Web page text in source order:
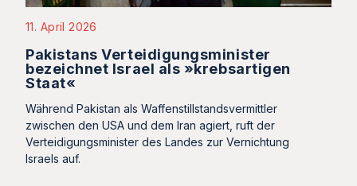
11. April 2026
Pakistans Verteidigungsminister
bezeichnet Israel als »krebsartigen
Staat«
Während Pakistan als Waffenstillstandsvermittler
zwischen den USA und dem Iran agiert, ruft der
Verteidigungsminister des Landes zur Vernichtung
Israels auf.